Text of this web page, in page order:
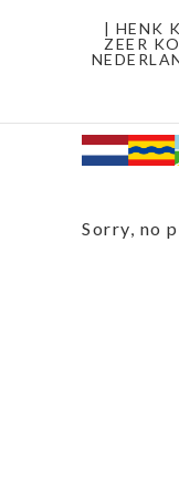
| HENK
ZEER
Sorry, no